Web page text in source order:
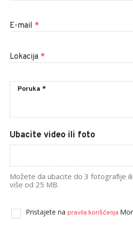
E-mail *
Lokacija *
Ubacite video ili foto
Možete da ubacite do 3 fotografije
više od 25 MB.
Pristajete na pravila korišćenja